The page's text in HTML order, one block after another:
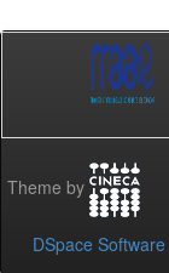
Theme by
DSpace Software